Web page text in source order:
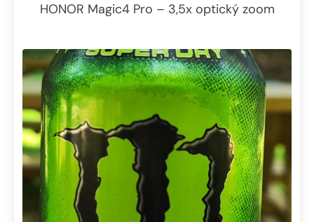
HONOR Magic4 Pro – 3,5x optický zoom